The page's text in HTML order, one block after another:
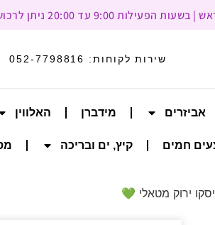
ניתן לרכוש במקום , מרחוב ז’בוטינסקי 93, רמת גן
שירות לקוחות: 052-7798816
אביזרים מידברן האלווין
חמים קיץ, ים ובריכה
ירוק מטאלי 💚